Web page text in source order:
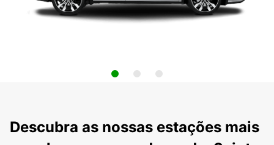
Descubra as nossas estações mais